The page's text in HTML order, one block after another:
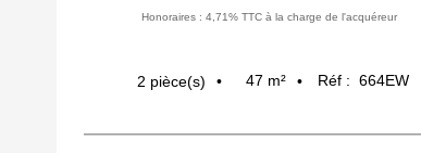
Honoraires : 4,71% TTC à la charge de l'acquéreur
2 pièce(s) 47 m² Réf : 664EW